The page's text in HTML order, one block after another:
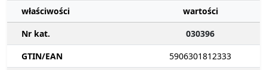
właściwości
wartości
Nr kat.
030396
GTIN/EAN
5906301812333